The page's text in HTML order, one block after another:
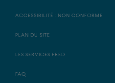
ACCESSIBILITÉ : NON CONFORME
PLAN DU SITE
LES SERVICES FRED
FAQ